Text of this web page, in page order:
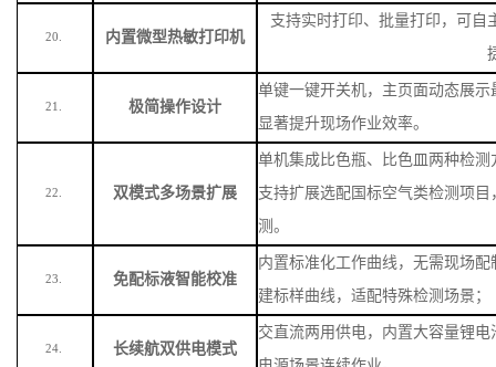
20. 内置微型热敏打印机
支持实时打印、批量打印，可自
21. 极简操作设计
单键一键开关机，主页面动态展
显著提升现场作业效率。
22. 双模式多场景扩展
单机集成比色瓶、比色皿两种检
支持扩展选配国标空气类检测项
测。
23. 免配标液智能校准
内置标准化工作曲线，无需现场
建标样曲线，适配特殊检测场景 ；
24. 长续航双供电模式
交直流两用供电，内置大容量锂电